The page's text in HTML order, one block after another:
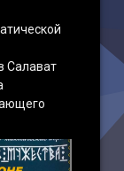
Салават